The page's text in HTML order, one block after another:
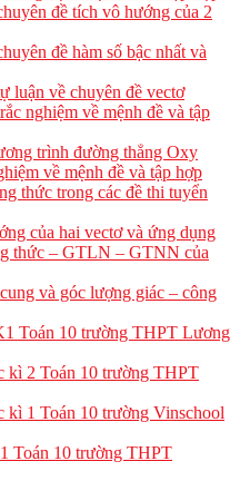
đề tích vô hướng của 2
đề hàm số bậc nhất và
luận về chuyên đề vectơ
nghiệm về mệnh đề và tập
trình đường thẳng Oxy
về mệnh đề và tập hợp
thức trong các đề thi tuyển
của hai vectơ và ứng dụng
thức – GTLN – GTNN của
và góc lượng giác – công
Toán 10 trường THPT Lương
kì 2 Toán 10 trường THPT
kì 1 Toán 10 trường Vinschool
Toán 10 trường THPT